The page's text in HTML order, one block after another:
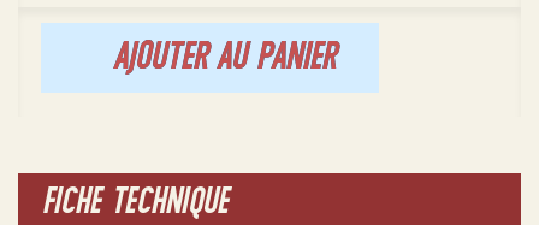
AJOUTER AU PANIER
FICHE TECHNIQUE